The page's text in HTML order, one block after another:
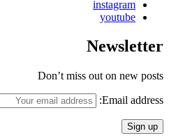
instagram
youtube
Newsletter
Don’t miss out on new posts
Email address: